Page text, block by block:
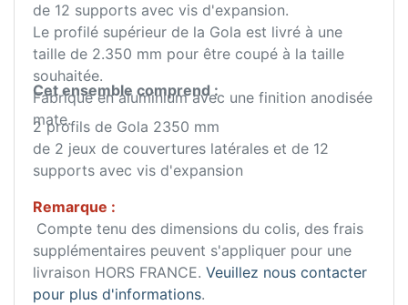
de 12 supports avec vis d'expansion.
Le profilé supérieur de la Gola est livré à une
taille de 2.350 mm pour être coupé à la taille
souhaitée.
Fabriqué en aluminium avec une finition anodisée
mate.
Cet ensemble comprend :
2 profils de Gola 2350 mm
de 2 jeux de couvertures latérales et de 12
supports avec vis d'expansion
Remarque :
Compte tenu des dimensions du colis, des frais
supplémentaires peuvent s'appliquer pour une
livraison HORS FRANCE. Veuillez nous contacter
pour plus d'informations.